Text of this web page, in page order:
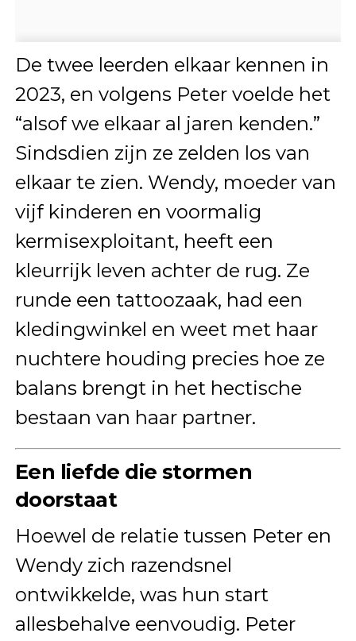
De twee leerden elkaar kennen in
2023, en volgens Peter voelde het
“alsof we elkaar al jaren kenden.”
Sindsdien zijn ze zelden los van
elkaar te zien. Wendy, moeder van
vijf kinderen en voormalig
kermisexploitant, heeft een
kleurrijk leven achter de rug. Ze
runde een tattoozaak, had een
kledingwinkel en weet met haar
nuchtere houding precies hoe ze
balans brengt in het hectische
bestaan van haar partner.
Een liefde die stormen
doorstaat
Hoewel de relatie tussen Peter en
Wendy zich razendsnel
ontwikkelde, was hun start
allesbehalve eenvoudig. Peter